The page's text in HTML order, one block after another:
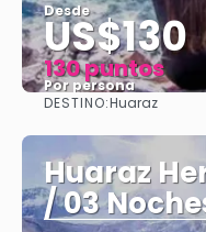
Desde
US$130
130 puntos
Por persona
DESTINO:Huaraz
Huaraz
/ 03